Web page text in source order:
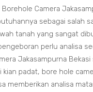
Camera
sebagai salah
tanah yang sangat
perlu analisa
Jakasampurna
kian padat, bore hole
memberikan analisa